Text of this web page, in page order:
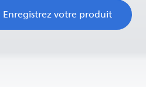
Enregistrez votre produit